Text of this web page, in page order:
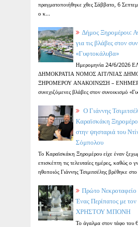
πραγματοποιήθηκε χθες Σάββατο, 6
ο κ...
Δήμος Ξηρομέρου:
για τις βλάβες στον
«Γυφτοκάλυβα»
Ημερομηνία 24/6/2026
ΔΗΜΟΚΡΑΤΙΑ ΝΟΜΟΣ ΑΙΤ/ΝΙΑΣ
ΞΗΡΟΜΕΡΟΥ ΑΝΑΚΟΙΝΩΣΗ –
συνεχιζόμενες βλάβες στον συνοικισμό
Ο Γιάννης
Καραϊσκάκη
στην ψησταριά του
Σόμπολου
Το Καραϊσκάκη Ξηρομέρου είχε έναν
επισκέπτη τις τελευταίες ημέρες, καθώς ο
ηθοποιός Γιάννης Τσιμιτσέλης βρέθηκε
Πρώτο
Ένας Περίπατος με
ΧΡΗΣΤΟΥ ΜΠΟΝΗ
Το άγαλμα στον τάφο του